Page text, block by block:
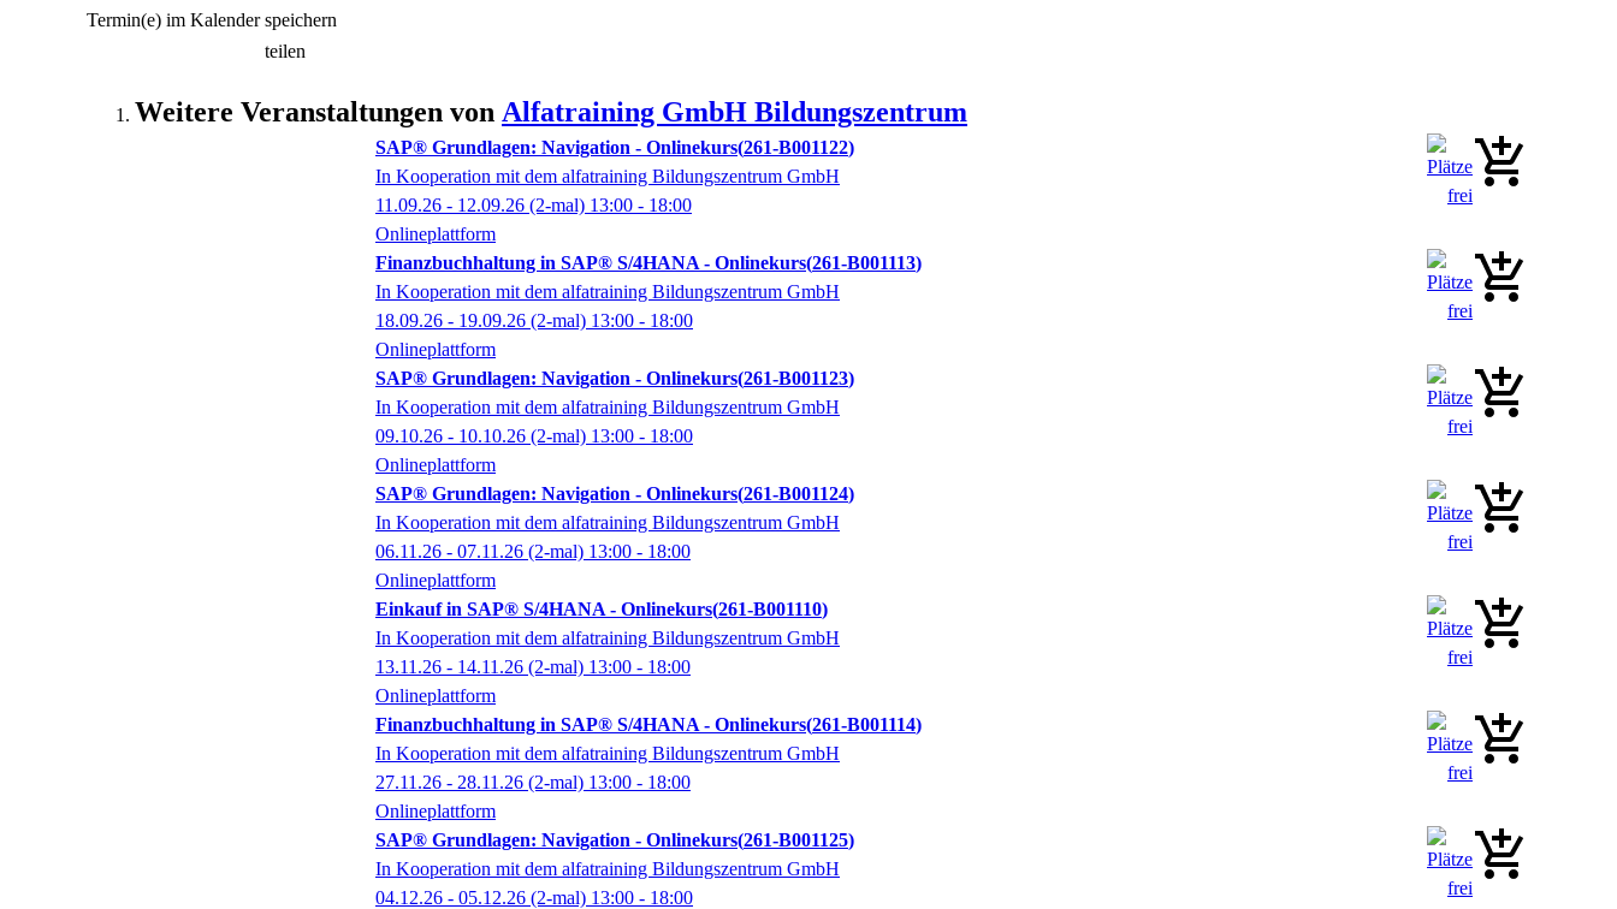
Termin(e) im Kalender speichern
teilen
Weitere Veranstaltungen von Alfatraining GmbH Bildungszentrum
SAP® Grundlagen: Navigation - Onlinekurs 261-B001122
In Kooperation mit dem alfatraining Bildungszentrum GmbH
11.09.26 - 12.09.26 (2-mal) 13:00 - 18:00
Onlineplattform
Finanzbuchhaltung in SAP® S/4HANA - Onlinekurs 261-B001113
In Kooperation mit dem alfatraining Bildungszentrum GmbH
18.09.26 - 19.09.26 (2-mal) 13:00 - 18:00
Onlineplattform
SAP® Grundlagen: Navigation - Onlinekurs 261-B001123
In Kooperation mit dem alfatraining Bildungszentrum GmbH
09.10.26 - 10.10.26 (2-mal) 13:00 - 18:00
Onlineplattform
SAP® Grundlagen: Navigation - Onlinekurs 261-B001124
In Kooperation mit dem alfatraining Bildungszentrum GmbH
06.11.26 - 07.11.26 (2-mal) 13:00 - 18:00
Onlineplattform
Einkauf in SAP® S/4HANA - Onlinekurs 261-B001110
In Kooperation mit dem alfatraining Bildungszentrum GmbH
13.11.26 - 14.11.26 (2-mal) 13:00 - 18:00
Onlineplattform
Finanzbuchhaltung in SAP® S/4HANA - Onlinekurs 261-B001114
In Kooperation mit dem alfatraining Bildungszentrum GmbH
27.11.26 - 28.11.26 (2-mal) 13:00 - 18:00
Onlineplattform
SAP® Grundlagen: Navigation - Onlinekurs 261-B001125
In Kooperation mit dem alfatraining Bildungszentrum GmbH
04.12.26 - 05.12.26 (2-mal) 13:00 - 18:00